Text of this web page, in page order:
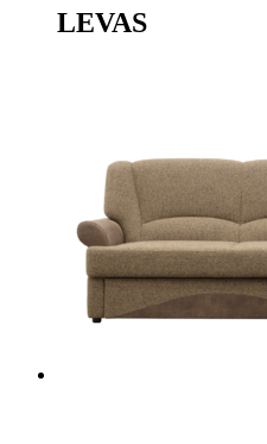
LEVAS